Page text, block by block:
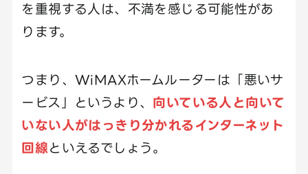
を重視する人は、不満を感じる可能性があ
ります。
つまり、WiMAXホームルーターは「悪いサ
ービス」というより、 向いている人と向いて
いない人がはっきり分かれるインターネット
回線といえるでしょう。